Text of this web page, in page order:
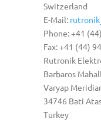
Switzerland
E-Mail:
Phone: +41
Fax: +41 (44)
Rutronik
Barbaros
Varyap
34746 Bati
Turkey